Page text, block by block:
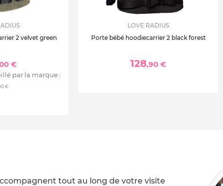
2 velvet green
€
par la marque :
€
LOVE RADIUS
Porte bébé hoodiecarrier 2 black forest
128,90 €
tout au long de votre visite